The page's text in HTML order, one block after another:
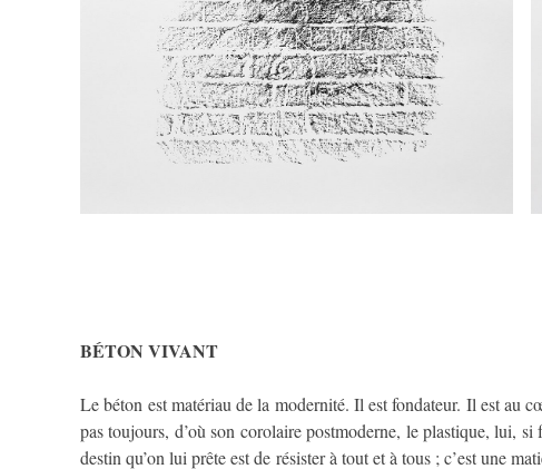
BÉTON VIVANT
Le béton est matériau de la modernité. Il est fondateur. Il est au
pas toujours, d’où son corolaire postmoderne, le plastique, lui,
destin qu’on lui prête est de résister à tout et à tous ; c’est une